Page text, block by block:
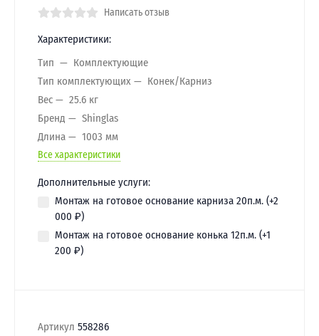
Написать отзыв
Характеристики:
Тип
Комплектующие
Тип комплектующих
Конек/Карниз
Вес
25.6 кг
Бренд
Shinglas
Длина
1003 мм
Все характеристики
Дополнительные услуги:
Монтаж на готовое основание карниза 20п.м. (+2
000 ₽)
Монтаж на готовое основание конька 12п.м. (+1
200 ₽)
Артикул 558286